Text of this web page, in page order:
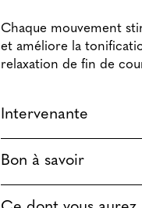
Chaque mouvement
et améliore la
relaxation de fin de
Intervenante
Bon à savoir